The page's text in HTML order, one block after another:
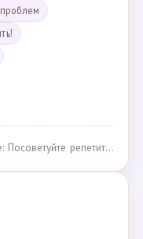
репетитора по английскому · 27.11.2024